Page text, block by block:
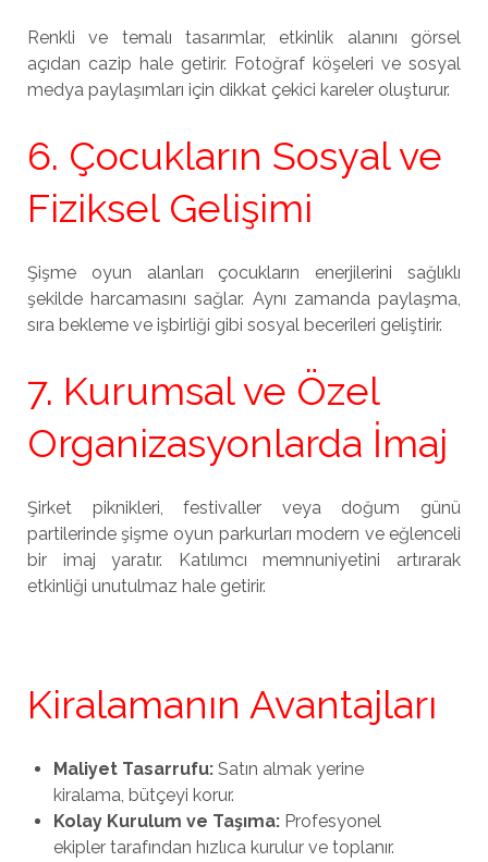
Renkli ve temalı tasarımlar, etkinlik alanını görsel
açıdan cazip hale getirir. Fotoğraf köşeleri ve sosyal
medya paylaşımları için dikkat çekici kareler oluşturur.
6. Çocukların Sosyal ve
Fiziksel Gelişimi
Şişme oyun alanları çocukların enerjilerini sağlıklı
şekilde harcamasını sağlar. Aynı zamanda paylaşma,
sıra bekleme ve işbirliği gibi sosyal becerileri geliştirir.
7. Kurumsal ve Özel
Organizasyonlarda İmaj
Şirket piknikleri, festivaller veya doğum günü
partilerinde şişme oyun parkurları modern ve eğlenceli
bir imaj yaratır. Katılımcı memnuniyetini artırarak
etkinliği unutulmaz hale getirir.
Kiralamanın Avantajları
Maliyet Tasarrufu:Satın almak yerine
kiralama, bütçeyi korur.
Kolay Kurulum ve Taşıma:Profesyonel
ekipler tarafından hızlıca kurulur ve toplanır.